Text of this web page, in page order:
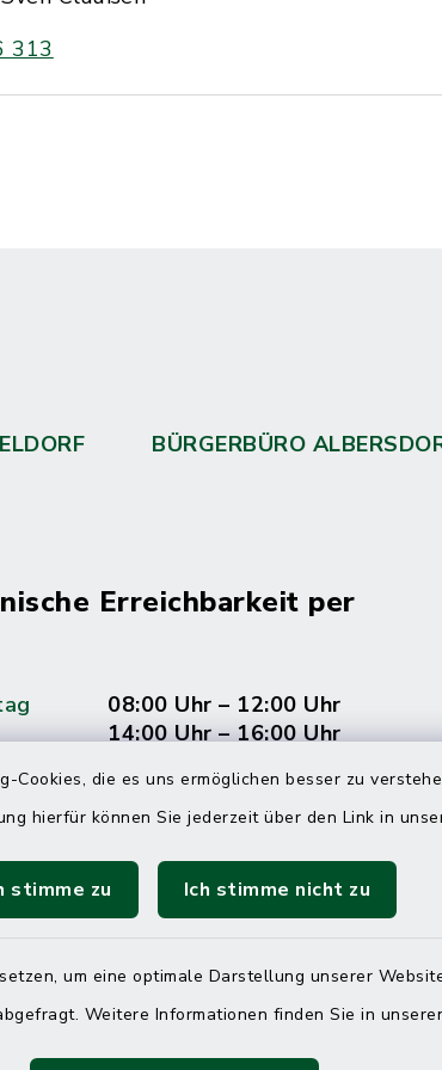
die es uns ermöglichen besser zu
hierfür können Sie jederzeit über den Link in
stimme zu Ich stimme nicht zu
um eine optimale Darstellung unserer
Weitere Informationen finden Sie in
313
BÜRGERBÜRO
Erreichbarkeit per
08:00 Uhr – 12:00 Uhr
14:00 Uhr – 16:00 Uhr
08:00 Uhr – 12:00 Uhr
Anliegen, finden aber online
Rufen Sie uns gerne unter der
6065 0 an!